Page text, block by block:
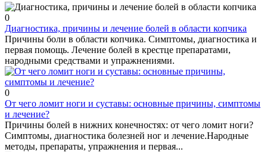
0
Диагностика, причины и лечение болей в области копчика
Причины боли в области копчика. Симптомы, диагностика и
первая помощь. Лечение болей в крестце препаратами,
народными средствами и упражнениями.
0
От чего ломит ноги и суставы: основные причины, симптомы
и лечение?
Причины болей в нижних конечностях: от чего ломит ноги?
Симптомы, диагностика болезней ног и лечение.Народные
методы, препараты, упражнения и первая...